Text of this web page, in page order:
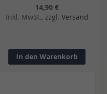
14,90 €
Inkl. MwSt., zzgl. Versand
In den Warenkorb